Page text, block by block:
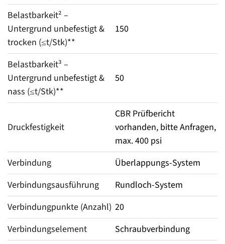
Belastbarkeit² –
Untergrund unbefestigt &
trocken (≤t/Stk)**
150
Belastbarkeit³ –
Untergrund unbefestigt &
nass (≤t/Stk)**
50
Druckfestigkeit
CBR Prüfbericht
vorhanden, bitte Anfragen,
max. 400 psi
Verbindung
Überlappungs-System
Verbindungsausführung
Rundloch-System
Verbindungpunkte (Anzahl) 20
Verbindungselement
Schraubverbindung